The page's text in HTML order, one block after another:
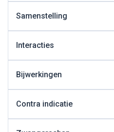
Samenstelling
Interacties
Bijwerkingen
Contra indicatie